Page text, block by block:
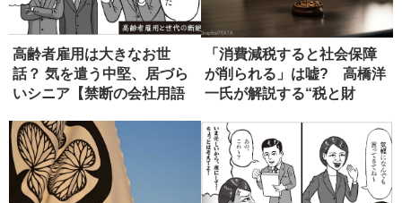
高齢者雇用は大きなお世
話？ 気を遣う中堅、居づら
いシニア【禁断の会社用語
「消費減税すると社会保障
が削られる」は嘘? 高橋洋
一氏が解説する“税と財